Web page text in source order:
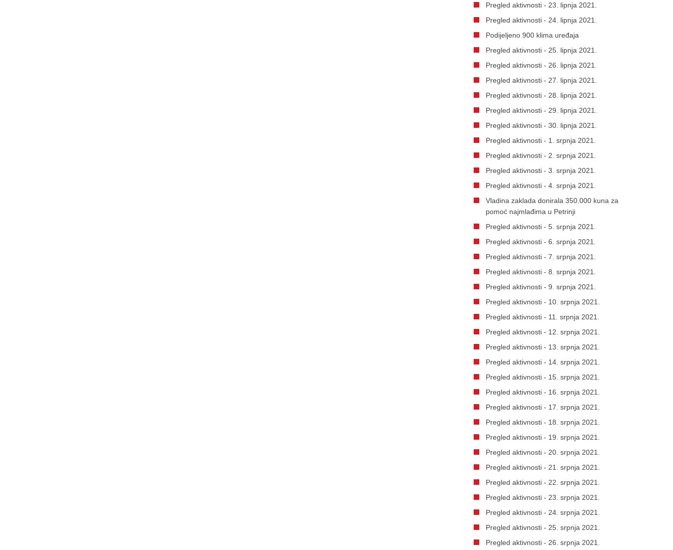
Pregled aktivnosti - 23. lipnja 2021.
Pregled aktivnosti - 24. lipnja 2021.
Podijeljeno 900 klima uređaja
Pregled aktivnosti - 25. lipnja 2021.
Pregled aktivnosti - 26. lipnja 2021.
Pregled aktivnosti - 27. lipnja 2021.
Pregled aktivnosti - 28. lipnja 2021.
Pregled aktivnosti - 29. lipnja 2021.
Pregled aktivnosti - 30. lipnja 2021.
Pregled aktivnosti - 1. srpnja 2021.
Pregled aktivnosti - 2. srpnja 2021.
Pregled aktivnosti - 3. srpnja 2021.
Pregled aktivnosti - 4. srpnja 2021.
Vladina zaklada donirala 350.000 kuna za
pomoć najmlađima u Petrinji
Pregled aktivnosti - 5. srpnja 2021.
Pregled aktivnosti - 6. srpnja 2021.
Pregled aktivnosti - 7. srpnja 2021.
Pregled aktivnosti - 8. srpnja 2021.
Pregled aktivnosti - 9. srpnja 2021.
Pregled aktivnosti - 10. srpnja 2021.
Pregled aktivnosti - 11. srpnja 2021.
Pregled aktivnosti - 12. srpnja 2021.
Pregled aktivnosti - 13. srpnja 2021.
Pregled aktivnosti - 14. srpnja 2021.
Pregled aktivnosti - 15. srpnja 2021.
Pregled aktivnosti - 16. srpnja 2021.
Pregled aktivnosti - 17. srpnja 2021.
Pregled aktivnosti - 18. srpnja 2021.
Pregled aktivnosti - 19. srpnja 2021.
Pregled aktivnosti - 20. srpnja 2021.
Pregled aktivnosti - 21. srpnja 2021.
Pregled aktivnosti - 22. srpnja 2021.
Pregled aktivnosti - 23. srpnja 2021.
Pregled aktivnosti - 24. srpnja 2021.
Pregled aktivnosti - 25. srpnja 2021.
Pregled aktivnosti - 26. srpnja 2021.